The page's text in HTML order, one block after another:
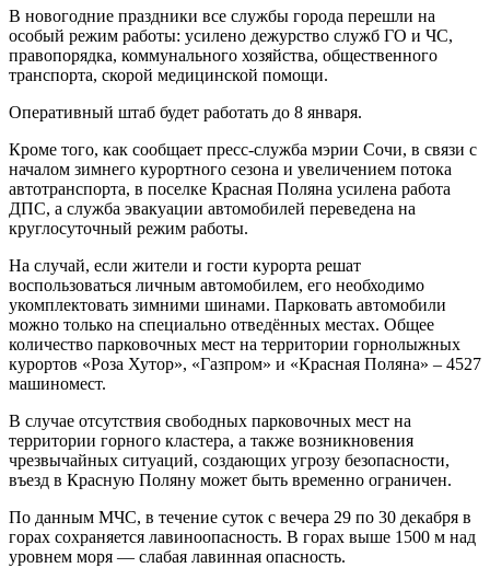
В новогодние праздники все службы города перешли на
особый режим работы: усилено дежурство служб ГО и ЧС,
правопорядка, коммунального хозяйства, общественного
транспорта, скорой медицинской помощи.
Оперативный штаб будет работать до 8 января.
Кроме того, как сообщает пресс-служба мэрии Сочи, в связи с
началом зимнего курортного сезона и увеличением потока
автотранспорта, в поселке Красная Поляна усилена работа
ДПС, а служба эвакуации автомобилей переведена на
круглосуточный режим работы.
На случай, если жители и гости курорта решат
воспользоваться личным автомобилем, его необходимо
укомплектовать зимними шинами. Парковать автомобили
можно только на специально отведённых местах. Общее
количество парковочных мест на территории горнолыжных
курортов «Роза Хутор», «Газпром» и «Красная Поляна» – 4527
машиномест.
В случае отсутствия свободных парковочных мест на
территории горного кластера, а также возникновения
чрезвычайных ситуаций, создающих угрозу безопасности,
въезд в Красную Поляну может быть временно ограничен.
По данным МЧС, в течение суток с вечера 29 по 30 декабря в
горах сохраняется лавиноопасность. В горах выше 1500 м над
уровнем моря — слабая лавинная опасность.